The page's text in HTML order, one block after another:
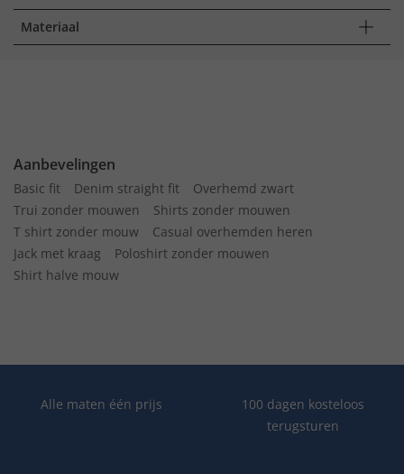
Materiaal
Aanbevelingen
Basic fit Denim straight fit
Overhemd zwart
Trui zonder mouwen
Shirts zonder mouwen
T shirt zonder mouw
Casual overhemden heren
Jack met kraag
Poloshirt zonder mouwen
Shirt halve mouw
Alle maten één prijs
100 dagen kosteloos
terugsturen